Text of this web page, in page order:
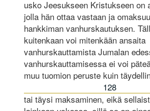
usko Jeesukseen Kristukseen on
jolla hän ottaa vastaan ja
hankkiman vanhurskautuksen.
kuitenkaan voi mitenkään ansaita
vanhurskauttamista Jumalan
vanhurskauttamisessa ei voi
muu tuomion peruste kuin
128
tai täysi maksaminen, eikä